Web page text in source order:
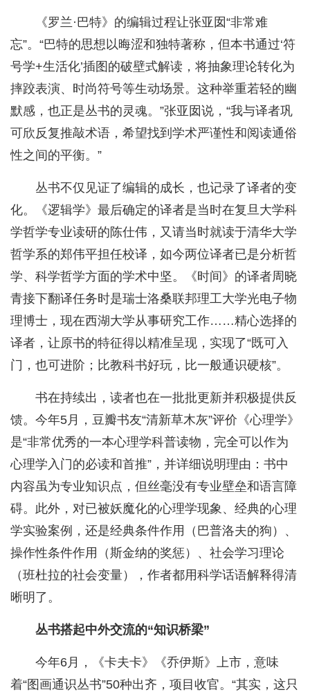
《罗兰·巴特》的编辑过程让张亚囡“非常难
忘”。“巴特的思想以晦涩和独特著称，但本书通过‘符
号学+生活化’插图的破壁式解读，将抽象理论转化为
摔跤表演、时尚符号等生动场景。这种举重若轻的幽
默感，也正是丛书的灵魂。”张亚囡说，“我与译者巩
可欣反复推敲术语，希望找到学术严谨性和阅读通俗
性之间的平衡。”
丛书不仅见证了编辑的成长，也记录了译者的变
化。《逻辑学》最后确定的译者是当时在复旦大学科
学哲学专业读研的陈仕伟，又请当时就读于清华大学
哲学系的郑伟平担任校译，如今两位译者已是分析哲
学、科学哲学方面的学术中坚。《时间》的译者周晓
青接下翻译任务时是瑞士洛桑联邦理工大学光电子物
理博士，现在西湖大学从事研究工作……精心选择的
译者，让原书的特征得以精准呈现，实现了“既可入
门，也可进阶；比教科书好玩，比一般通识硬核”。
书在持续出，读者也在一批批更新并积极提供反
馈。今年5月，豆瓣书友“清新草木灰”评价《心理学》
是“非常优秀的一本心理学科普读物，完全可以作为
心理学入门的必读和首推”，并详细说明理由：书中
内容虽为专业知识点，但丝毫没有专业壁垒和语言障
碍。此外，对已被妖魔化的心理学现象、经典的心理
学实验案例，还是经典条件作用（巴普洛夫的狗）、
操作性条件作用（斯金纳的奖惩）、社会学习理论
（班杜拉的社会变量），作者都用科学话语解释得清
晰明了。
丛书搭起中外交流的“知识桥梁”
今年6月，《卡夫卡》《乔伊斯》上市，意味
着“图画通识丛书”50种出齐，项目收官。“其实，这只